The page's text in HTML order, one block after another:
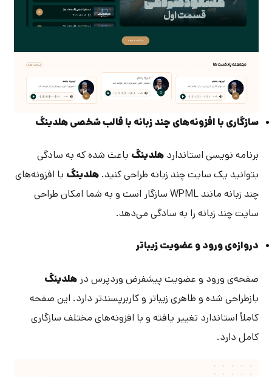
سازگاری با افزونه‌های چند زبانه با قالب شخصی هلدینگ
برنامه نویسی استانداردهلدینگ باعث شده که به سادگی
بتوانید یک سایت چند زبانه طراحی کنید.هلدینگ با افزونه‌های
چند زبانه مانند WPML سازگار است و به شما امکان طراحی
سایت چند زبانه را به سادگی می‌دهد.
دروازه‌ی ورود و عضویت زیباتر
صفحه‌ی ورود و عضویت پیشفرض وردپرس درهلدینگ
بازطراحی شده و ظاهری زیباتر و کاربرپسندتر دارد. این صفحه
کاملاً استاندارد تغییر یافته و با افزونه‌های مختلف سازگاری
کامل دارد.